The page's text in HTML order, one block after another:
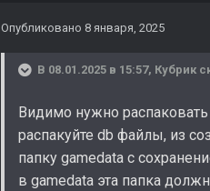
Опубликовано 8 января, 2025
В 08.01.2025 в 15:57, Кубрик
Видимо нужно
распакуйте db файлы, из
папку gamedata с
в gamedata эта папка